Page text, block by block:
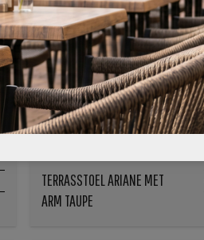
TERRASSTOEL ARIANE MET
ARM TAUPE